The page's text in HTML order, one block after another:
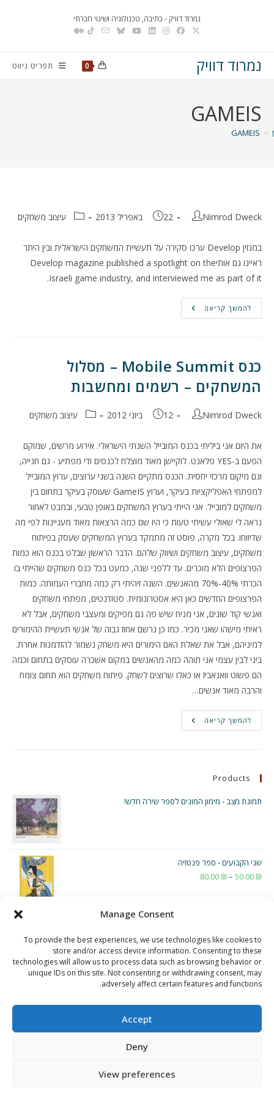
Manage Consent
To provide the best experiences, we use technologies like cookies to
store and/or access device information. Consenting to these
technologies will allow us to process data such as browsing behavior or
unique IDs on this site. Not consenting or withdrawing consent, may
adversely affect certain features and functions.
Accept
Deny
View preferences
נמרוד דוויק - כתיבה, טכנולוגיה ושינוי חברתי
נמרוד דוויק 0 תפריט ניווט
GAMEIS
>
GAMEIS
מחבר:
Nimrod Dweck פורסם:
22 באפריל 2013 קטגוריה:עיצוב משחקים
במגזין Develop ערכו סקירה על תעשיית המשחקים הישראלית ובין היתר
ראיינו גם אותיDevelop magazine published a spotlight on the
Israeli game industry, and interviewed me as part of it.
להמשך קריאה
כנס Mobile Summit – מסלול
המשחקים – רשמים ומחשבות
מחבר:
Nimrod Dweck פורסם:
12 ביוני 2012 קטגוריה:עיצוב משחקים
את היום אני ביליתי בכנס המובייל השנתי הישראלי. אירוע מרשים, שמוקם
הפעם ב-YES פלאנט. לוקיישן מאוד מוצלח לכנסים ודי מפתיע - גם חנייה,
וגם מיקום מרכזי יחסית. הכנס מתקיים השנה בשני ערוצים, ערוץ המובייל
למפתחי האפליקציות בעיקר, וערוץ GameIS שעוסק בעיקר בתחום בין
משחקים למובייל. אני הייתי בערוץ המשחקים באופן טבעי, ובמבט לאחור
נראה לי שאולי עשיתי טעות כי היו שם כמה הרצאות מאוד מעניינות לפי מה
שדיווחו. בכל מקרה, פוסט זה מתמקד בערוץ המשחקים שעסק בפיתוח
משחקים, עיצוב משחקים ושיווק שלהם. הדבר הראשון שבלט בכנס הוא כמות
הפרצופים הלא מוכרים. עד ללפני שנה, כמעט בכל כנס משחקים שהייתי בו
הכרתי 40%-70% מהאנשים. השנה זיהיתי רק כמה מחברי העמותה. כמות
הפרצופים החדשים כאן היא אסטרונומית. סטודנטים, מפתחי משחקים
ואנשי קוד שונים, אני מניח שיש פה גם מפיקים ומעצבי משחקים, אבל לא
ראיתי מישהו שאני מכיר. כמו כן נרשם אחוז גבוה של אנשי תעשיית ההימורים
למיניהם, אבל את שאלת האם הימורים היא משחק נשמור להזדמנות אחרת.
ביני לבין עצמי אני תוהה כמה מהאנשים במקום אשכרה עוסקים בתחום וכמה
הם פשוט וואנאביז או כאלו שרוצים לשחק. פיתוח משחקים הוא תחום צומח
והרבה מאוד אנשים…
להמשך קריאה כנס
Mobile
Products
תמונת מצב - מימון המונים לספר שירה חדש!
שני הקבועים - ספר פנטזיה
50.00 ₪
–
80.00 ₪